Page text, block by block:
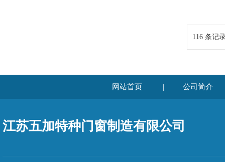
116 条记
网站首页 公司简介
江苏五加特种门窗制造有限公司